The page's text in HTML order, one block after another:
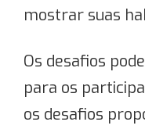
mostrar suas
Os desafios
para os
os desafios